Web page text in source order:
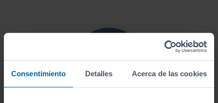
Consentimiento Detalles Acerca de las cookies